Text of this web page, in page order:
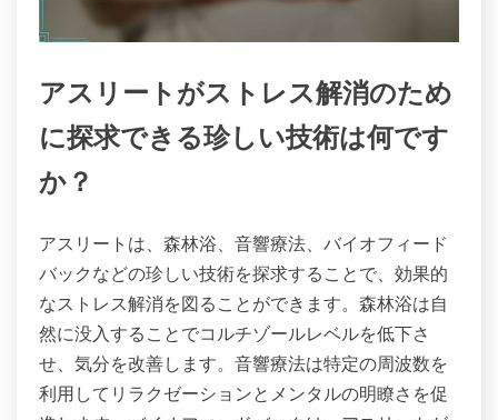
アスリートがストレス解消のため
に探求できる珍しい技術は何です
か？
アスリートは、森林浴、音響療法、バイオフィード
バックなどの珍しい技術を探求することで、効果的
なストレス解消を図ることができます。森林浴は自
然に没入することでコルチゾールレベルを低下さ
せ、気分を改善します。音響療法は特定の周波数を
利用してリラクゼーションとメンタルの明瞭さを促